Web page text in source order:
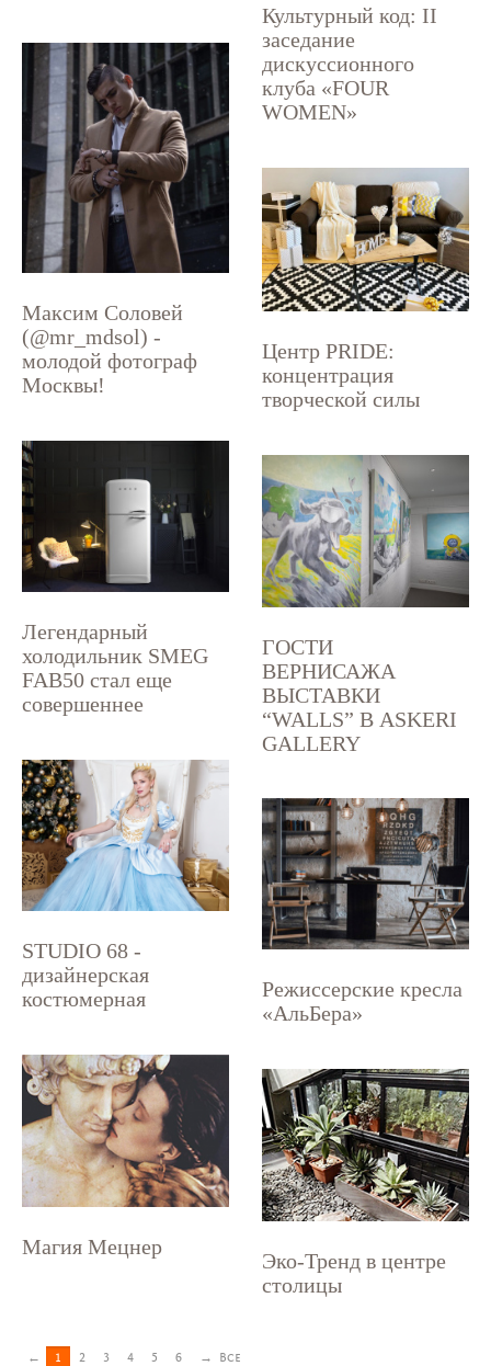
Культурный код: II
заседание
дискуссионного
клуба «FOUR
WOMEN»
Максим Соловей
(@mr_mdsol) -
молодой фотограф
Москвы!
Центр PRIDE:
концентрация
творческой силы
Легендарный
холодильник SMEG
FAB50 стал еще
совершеннее
ГОСТИ
ВЕРНИСАЖА
ВЫСТАВКИ
“WALLS” В ASKERI
GALLERY
STUDIO 68 -
дизайнерская
костюмерная
Режиссерские кресла
«АльБера»
Магия Мецнер
Эко-Тренд в центре
столицы
← 1 2 3 4 5 6 → Все